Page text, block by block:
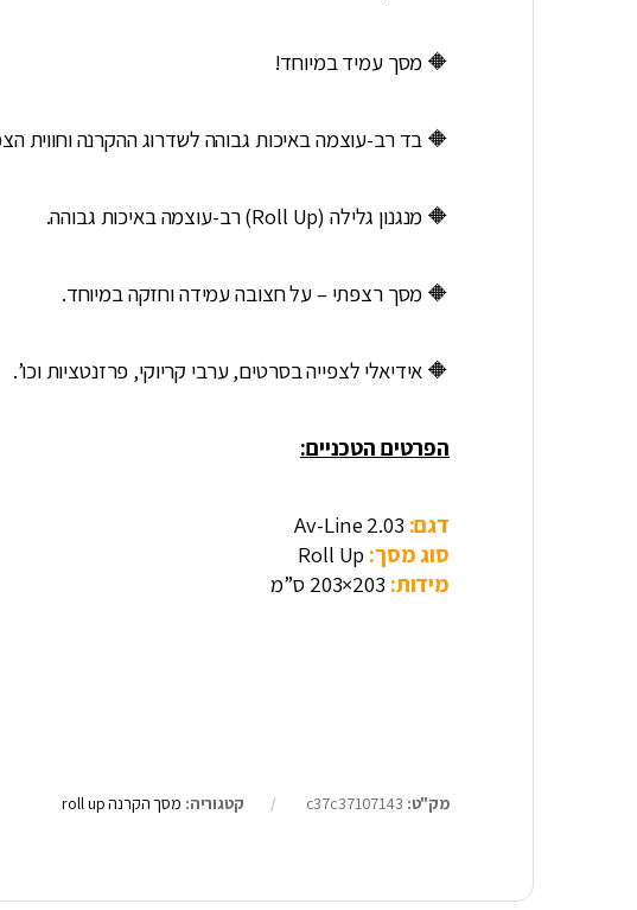
🔶 מסך עמיד במיוחד!
🔶 בד רב-עוצמה באיכות גבוהה לשדרוג ההקרנה וחווית
🔶 מנגנון גלילה (Roll Up) רב-עוצמה באיכות גבוהה.
🔶 מסך רצפתי – על חצובה עמידה וחזקה במיוחד.
🔶 אידיאלי לצפייה בסרטים, ערבי קריוקי, פרזנטציות וכו’.
הפרטים הטכניים:
דגם: Av-Line 2.03
סוג מסך:
מידות:
מק"ט: c37c37107143 קטגוריה: מסך הקרנה roll up